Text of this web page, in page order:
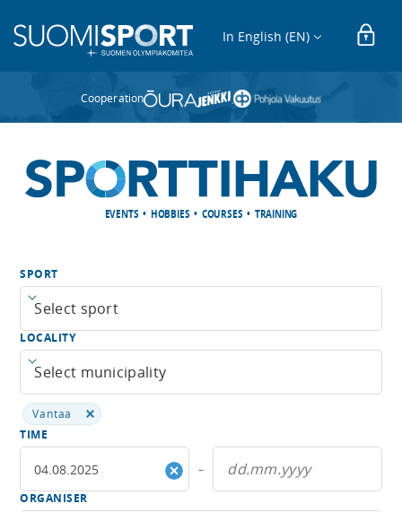
In English (EN)
Cooperation
EVENTS • HOBBIES • COURSES • TRAINING
SPORT
Open menu
LOCALITY
Open menu
Vantaa
TIME
–
ORGANISER